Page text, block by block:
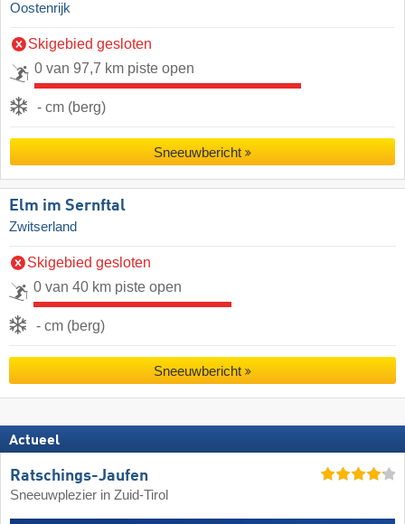
Oostenrijk
Skigebied gesloten
0 van 97,7 km piste open
- cm (berg)
Sneeuwbericht
Elm im Sernftal
Zwitserland
Skigebied gesloten
0 van 40 km piste open
- cm (berg)
Sneeuwbericht
Actueel
Ratschings-Jaufen
Sneeuwplezier in Zuid-Tirol